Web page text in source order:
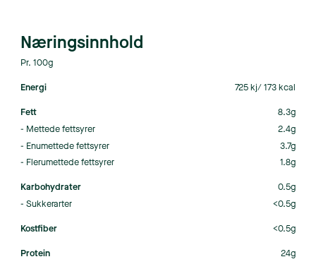
Næringsinnhold
Pr. 100g
Energi 725 kj/ 173 kcal
Fett
8.3g
- Mettede fettsyrer
2.4g
- Enumettede fettsyrer
3.7g
- Flerumettede fettsyrer
1.8g
Karbohydrater
0.5g
- Sukkerarter
<0.5g
Kostfiber <0.5g
Protein 24g